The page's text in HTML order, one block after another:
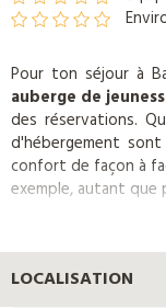
Pour ton séjour à
auberge de
des réservations.
d'hébergement
confort de façon à
exemple, autant que
LOCALISATION